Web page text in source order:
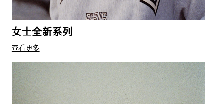
女士全新系列
查看更多